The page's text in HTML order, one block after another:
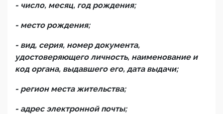
- число, месяц, год рождения;
- место рождения;
- вид, серия, номер документа,
удостоверяющего личность, наименование и
код органа, выдавшего его, дата выдачи;
- регион места жительства;
- адрес электронной почты;